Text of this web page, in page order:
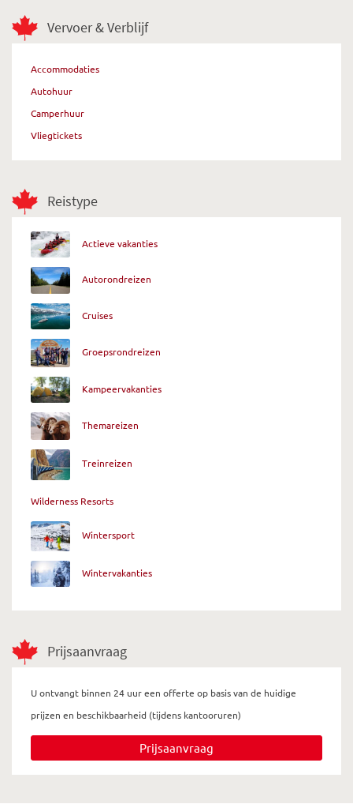
Vervoer & Verblijf
Accommodaties
Autohuur
Camperhuur
Vliegtickets
Reistype
Actieve vakanties
Autorondreizen
Cruises
Groepsrondreizen
Kampeervakanties
Themareizen
Treinreizen
Wilderness Resorts
Wintersport
Wintervakanties
Prijsaanvraag
U ontvangt binnen 24 uur een offerte op basis van de huidige
prijzen en beschikbaarheid (tijdens kantooruren)
Prijsaanvraag